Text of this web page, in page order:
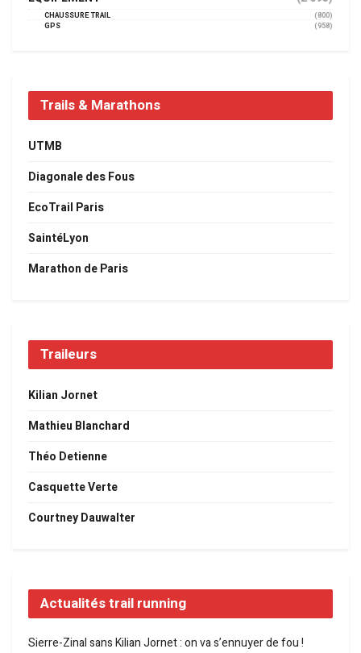
CHAUSSURE TRAIL
(800)
GPS
(958)
Trails & Marathons
UTMB
Diagonale des Fous
EcoTrail Paris
SaintéLyon
Marathon de Paris
Traileurs
Kilian Jornet
Mathieu Blanchard
Théo Detienne
Casquette Verte
Courtney Dauwalter
Actualités trail running
Sierre-Zinal sans Kilian Jornet : on va s’ennuyer de fou !